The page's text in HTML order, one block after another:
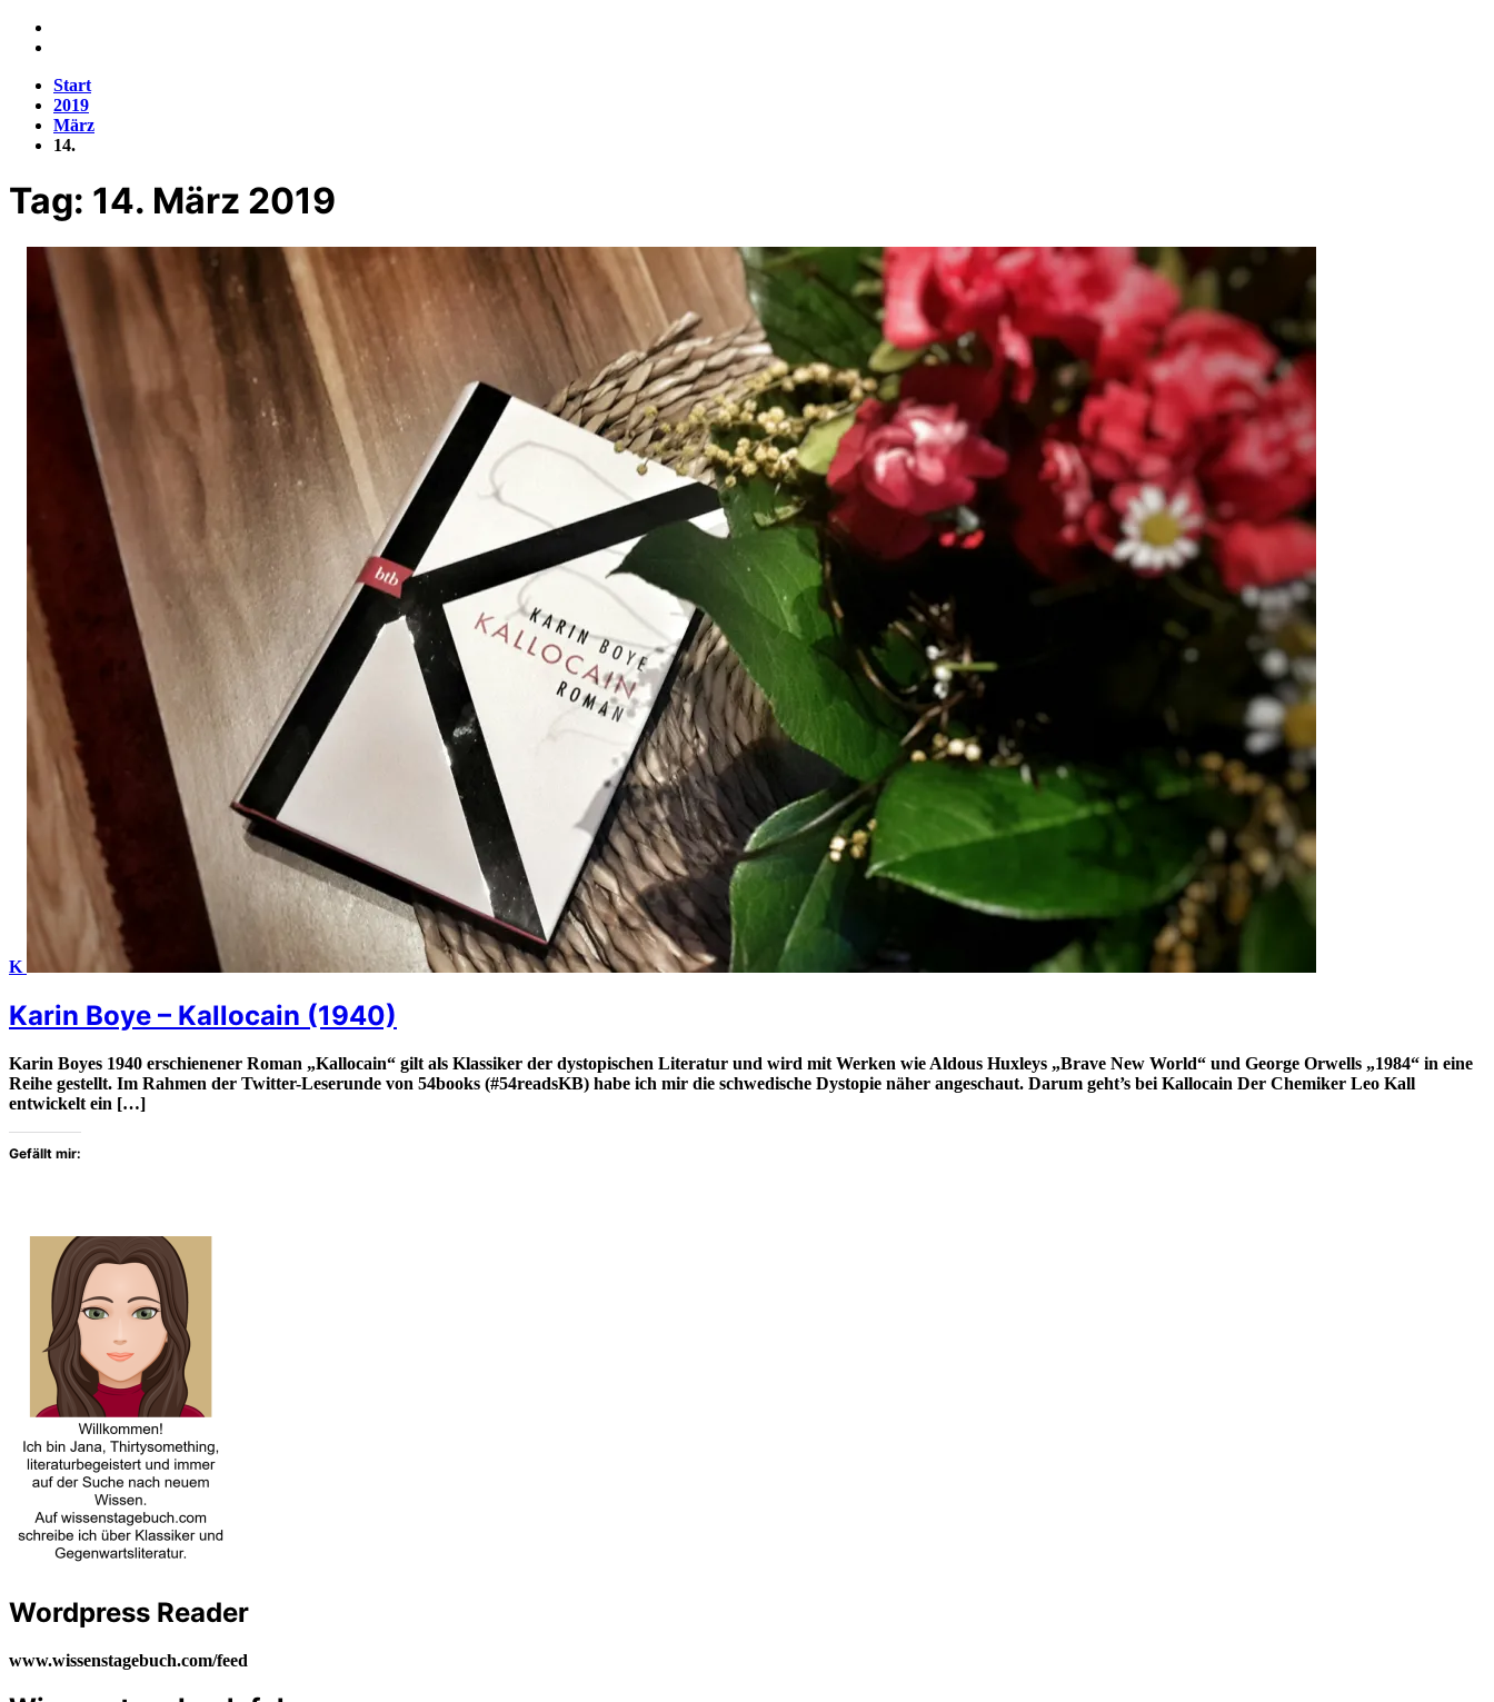
Start
2019
März
14.
Tag: 14. März 2019
K
Karin Boye – Kallocain (1940)
Karin Boyes 1940 erschienener Roman „Kallocain“ gilt als Klassiker der dystopischen Literatur und wird mit Werken wie Aldous Huxleys „Brave New World“ und George Orwells „1984“ in eine
Reihe gestellt. Im Rahmen der Twitter-Leserunde von 54books (#54readsKB) habe ich mir die schwedische Dystopie näher angeschaut. Darum geht’s bei Kallocain Der Chemiker Leo Kall
entwickelt ein […]
Gefällt mir:
Wordpress Reader
www.wissenstagebuch.com/feed